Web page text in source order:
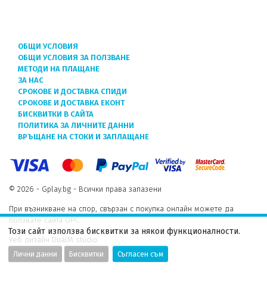
ОБЩИ УСЛОВИЯ
ОБЩИ УСЛОВИЯ ЗА ПОЛЗВАНЕ
МЕТОДИ НА ПЛАЩАНЕ
ЗА НАС
СРОКОВЕ И ДОСТАВКА СПИДИ
СРОКОВЕ И ДОСТАВКА ЕКОНТ
БИСКВИТКИ В САЙТА
ПОЛИТИКА ЗА ЛИЧНИТЕ ДАННИ
ВРЪЩАНЕ НА СТОКИ И ЗАПЛАЩАНЕ
© 2026 - Gplay.bg - Всички права запазени
При възникване на спор, свързан с покупка онлайн можете да
ползвате сайта ОРС.
Уеб дизайн DualM studio
Този сайт използва бисквитки за някои функционалности.
Лични данни Бисквитки Съгласен съм